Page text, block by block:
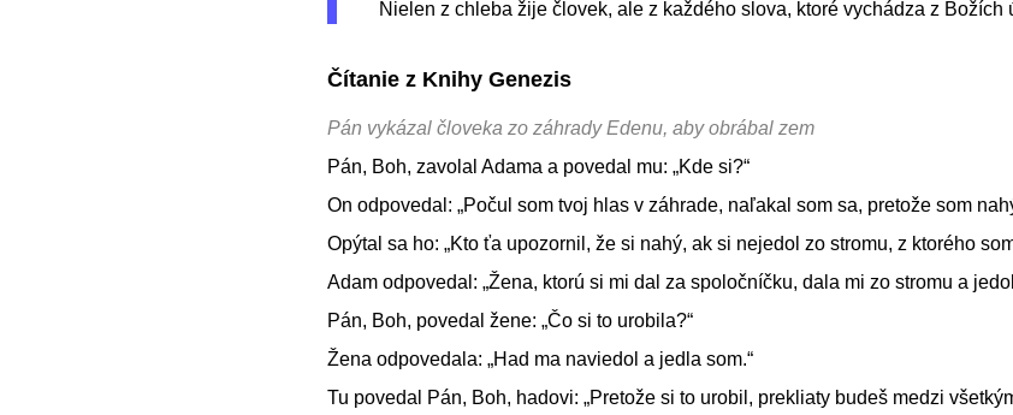
Nielen z chleba žije človek, ale z každého slova, ktoré vychádza z Božích
Čítanie z Knihy Genezis
Pán vykázal človeka zo záhrady Edenu, aby obrábal zem
Pán, Boh, zavolal Adama a povedal mu: „Kde si?“
On odpovedal: „Počul som tvoj hlas v záhrade, naľakal som sa, pretože som
Opýtal sa ho: „Kto ťa upozornil, že si nahý, ak si nejedol zo stromu, z ktorého
Adam odpovedal: „Žena, ktorú si mi dal za spoločníčku, dala mi zo stromu a
Pán, Boh, povedal žene: „Čo si to urobila?“
Žena odpovedala: „Had ma naviedol a jedla som.“
Tu povedal Pán, Boh, hadovi: „Pretože si to urobil, prekliaty budeš medzi